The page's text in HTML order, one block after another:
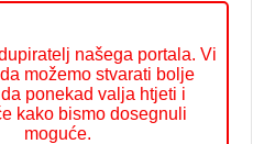
našega portala. Vi
možemo stvarati bolje
ponekad valja htjeti i
kako bismo dosegnuli
moguće.